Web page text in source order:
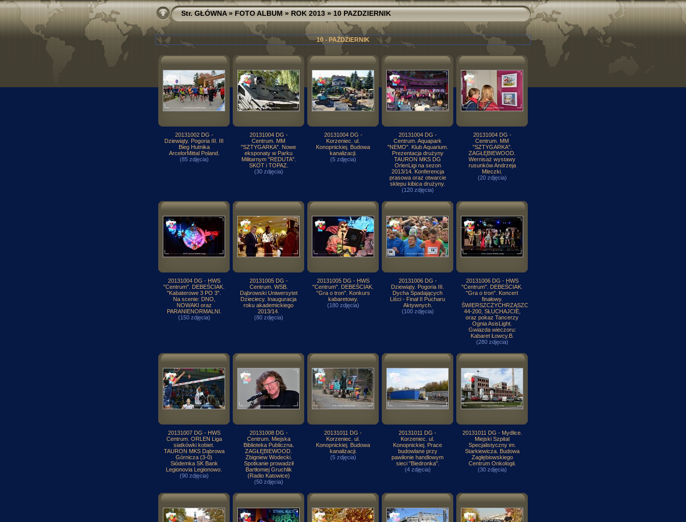
Str. GŁÓWNA»FOTO ALBUM»ROK 2013» 10 PAZDZIERNIK
10 - PAŹDZIERNIK
20131002 DG -
Dziewiąty. Pogoria III. III
Bieg Hutnika
ArcelorMittal Poland.
(85 zdjęcia)
20131004 DG -
Centrum. MM
"SZTYGARKA". Nowe
eksponaty w Parku
Militarnym "REDUTA".
SKOT i TOPAZ.
(30 zdjęcia)
20131004 DG -
Korzeniec. ul.
Konopnickiej. Budowa
kanalizacji.
(5 zdjęcia)
20131004 DG -
Centrum. Aquapark
"NEMO". Klub Aquarium.
Prezentacja drużyny
TAURON MKS DG
OrlenLigi na sezon
2013/14. Konferencja
prasowa oraz otwarcie
sklepu kibica drużyny.
(120 zdjęcia)
20131004 DG -
Centrum. MM
"SZTYGARKA".
ZAGŁĘBIEWOOD.
Wernisaż wystawy
rusunków Andrzeja
Mleczki.
(20 zdjęcia)
20131004 DG - HWS
"Centrum". DEBEŚCIAK.
"Kabaterowe 3 PO 3".
Na scenie: DNO,
NOWAKI oraz
PARANIENORMALNI.
(150 zdjęcia)
20131005 DG -
Centrum. WSB.
Dąbrowski Uniwersytet
Dzieciecy. Inauguracja
roku akademickiego
2013/14.
(80 zdjęcia)
20131005 DG - HWS
"Centrum". DEBEŚCIAK.
"Gra o tron". Konkurs
kabaretowy.
(180 zdjęcia)
20131006 DG -
Dziewiąty. Pogoria III.
Dycha Spadających
Liści - Finał II Pucharu
Aktywnych.
(100 zdjęcia)
20131006 DG - HWS
"Centrum". DEBEŚCIAK.
"Gra o tron". Koncert
finałowy.
ŚWIERSZCZYCHRZĄSZCZ,
44-200, SŁUCHAJCIE,
oraz pokaz Tancerzy
Ognia AsisLight.
Gwiazda wieczoru:
Kabaret Łowcy.B.
(280 zdjęcia)
20131007 DG - HWS
Centrum. ORLEN Liga
siatkówki kobiet.
TAURON MKS Dąbrowa
Górnicza (3-0)
Siódemka SK Bank
Legionovia Legionowo.
(90 zdjęcia)
20131008 DG -
Centrum. Miejska
Biblioteka Publiczna.
ZAGŁĘBIEWOOD.
Zbigniew Wodecki.
Spotkanie prowadził
Bartłomiej Gruchlik
(Radio Katowice)
(50 zdjęcia)
20131011 DG -
Korzeniec. ul.
Konopnickiej. Budowa
kanalizacji.
(5 zdjęcia)
20131011 DG -
Korzeniec. ul.
Konopnickiej. Prace
budowlane przy
pawilonie handlowym
sieci "Biedronka".
(4 zdjęcia)
20131011 DG - Mydlice.
Miejski Szpital
Specjalistyczny im.
Starkiewicza. Budowa
Zagłębiowskiego
Centrum Onkologii.
(30 zdjęcia)